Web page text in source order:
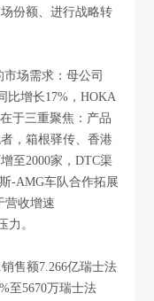
份额、进行战略转
场需求：母公司
比增长17%，HOKA
于三重聚焦：产品
，箱根驿传、香港
至2000家，DTC渠
-AMG车队合作拓展
营收增速
力。
售额7.266亿瑞士法
至5670万瑞士法